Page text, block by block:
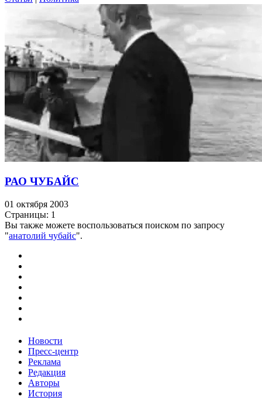
РАО ЧУБАЙС
01 октября 2003
Страницы: 1
Вы также можете воспользоваться поиском по запросу
"анатолий чубайс".
Новости
Пресс-центр
Реклама
Редакция
Авторы
История